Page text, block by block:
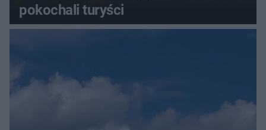
pokochali turyści